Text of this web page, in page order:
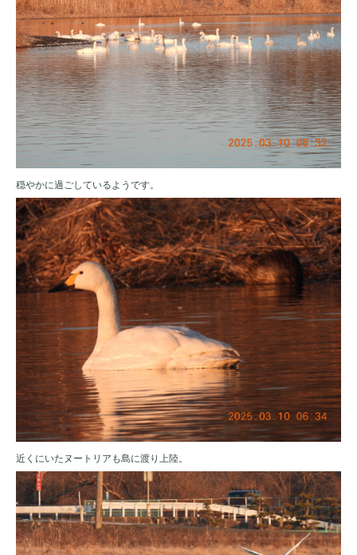
穏やかに過ごしているようです。
近くにいたヌートリアも島に渡り上陸。